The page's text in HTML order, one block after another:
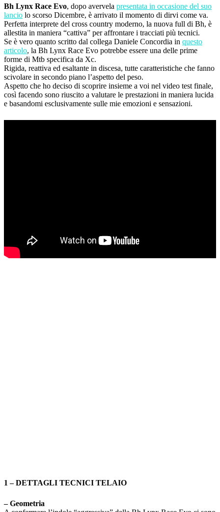
Bh Lynx Race Evo, dopo avervela presentata in occasione del suo
lancio lo scorso Dicembre, è arrivato il momento di dirvi come va.
Perfetta interprete del cross country moderno, la nuova full di Bh, è
allestita in maniera “cattiva” per affrontare i tracciati più tecnici.
Se è vero quanto scritto dal collega Daniele Concordia in questo
articolo, la Bh Lynx Race Evo potrebbe essere una delle prime
forme di Mtb specifica da Xc.
Rigida, reattiva ed esaltante in discesa, tutte caratteristiche che fanno
scivolare in secondo piano l’aspetto del peso.
Aspetto che ho deciso di scoprire insieme a voi nel video test finale,
così facendo sono riuscito a valutare le prestazioni in maniera lucida
e basandomi esclusivamente sulle mie emozioni e sensazioni.
1 – DETTAGLI TECNICI TELAIO
– Geometria